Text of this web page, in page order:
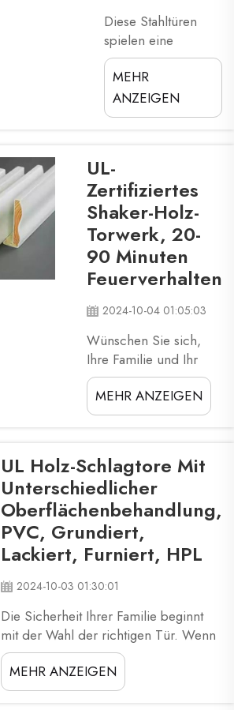
Diese Stahltüren
spielen eine
bedeutende Rolle
bei dem Schutz des
Gebäudes vor
Bränden.
Ausbreitung von
Feuer zwischen
Räumen und Etagen
zu begrenzen. Es ist
sehr nützlich, da es
tatsächlich Leben
retten und
Menschen während
schützen kann...
MEHR
ANZEIGEN
UL-
Zertifiziertes
Shaker-Holz-
Torwerk, 20-
90 Minuten
Feuerverhalten
2024-10-04 01:05:03
Wünschen Sie sich,
Ihre Familie und Ihr
Zuhause vor den
Horrorn von Bränden
zu schützen? Wenn ja,
sich die UL-
zertifizierten Shaker-
Holztüren von XZIC
anzusehen. Diese
Türen sind in
verschiedenen Stilen
und Farben erhältlich,
Sie werden eine
finden, die perfekt
passt...
MEHR ANZEIGEN
UL Holz-Schlagtore Mit
Unterschiedlicher
Oberflächenbehandlung,
PVC, Grundiert,
Lackiert, Furniert, HPL
2024-10-03 01:30:01
Die Sicherheit Ihrer Familie beginnt
mit der Wahl der richtigen Tür. Wenn
Sie den Tag beenden und auf Palmen
schlafen, ist Ihre erste Instinkt beim
Besitzen oder Mieten, sicherzustellen,
MEHR ANZEIGEN